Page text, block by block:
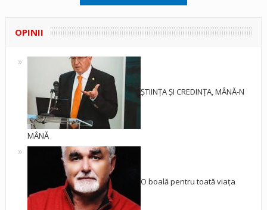
OPINII
ȘTIINȚA ȘI CREDINȚA, MÂNĂ-N
MÂNĂ
O boală pentru toată viața